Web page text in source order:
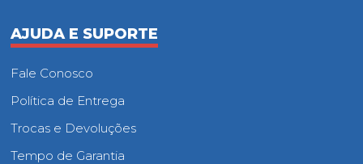
AJUDA E SUPORTE
Fale Conosco
Política de Entrega
Trocas e Devoluções
Tempo de Garantia